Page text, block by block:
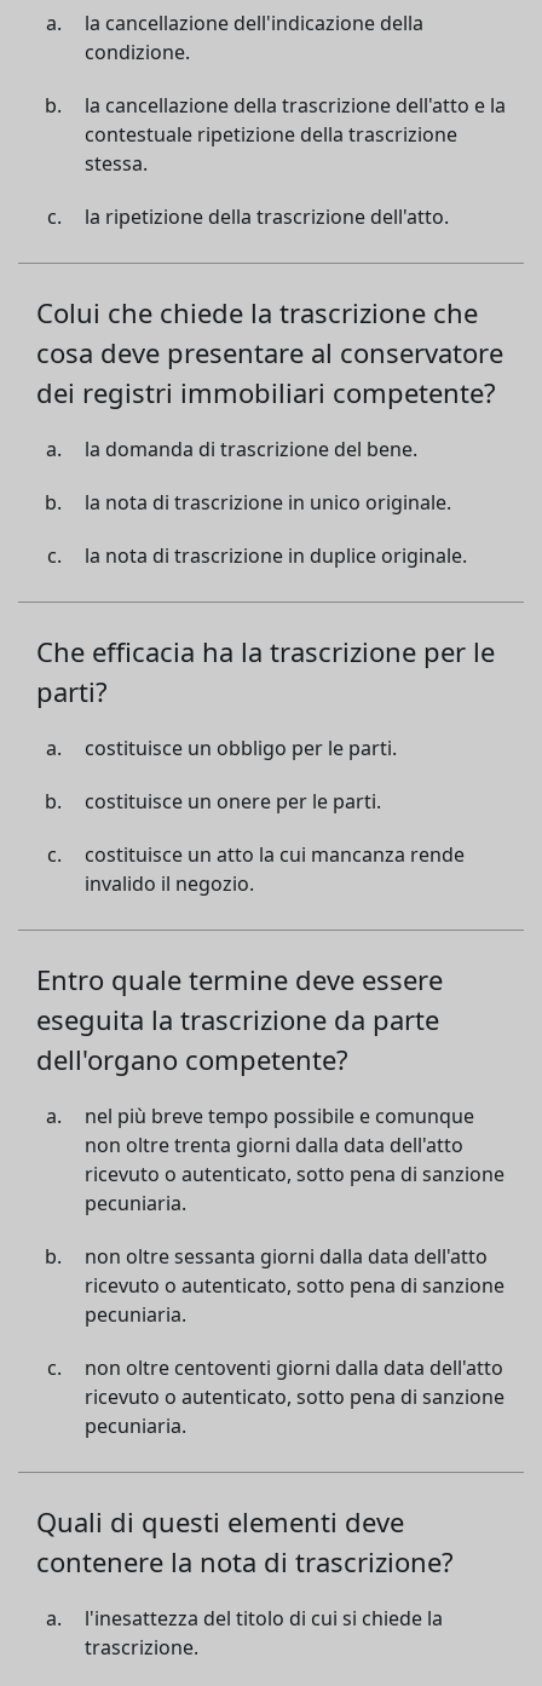
la cancellazione dell'indicazione della
condizione.
la cancellazione della trascrizione dell'atto e la
contestuale ripetizione della trascrizione
stessa.
la ripetizione della trascrizione dell'atto.
Colui che chiede la trascrizione che
cosa deve presentare al conservatore
dei registri immobiliari competente?
la domanda di trascrizione del bene.
la nota di trascrizione in unico originale.
la nota di trascrizione in duplice originale.
Che efficacia ha la trascrizione per le
parti?
costituisce un obbligo per le parti.
costituisce un onere per le parti.
costituisce un atto la cui mancanza rende
invalido il negozio.
Entro quale termine deve essere
eseguita la trascrizione da parte
dell'organo competente?
nel più breve tempo possibile e comunque
non oltre trenta giorni dalla data dell'atto
ricevuto o autenticato, sotto pena di sanzione
pecuniaria.
non oltre sessanta giorni dalla data dell'atto
ricevuto o autenticato, sotto pena di sanzione
pecuniaria.
non oltre centoventi giorni dalla data dell'atto
ricevuto o autenticato, sotto pena di sanzione
pecuniaria.
Quali di questi elementi deve
contenere la nota di trascrizione?
l'inesattezza del titolo di cui si chiede la
trascrizione.